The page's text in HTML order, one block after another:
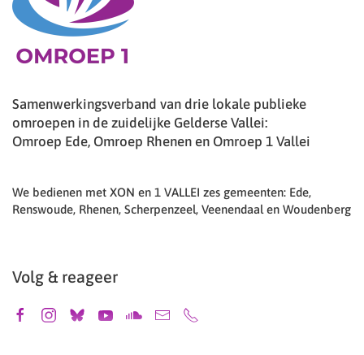
Samenwerkingsverband van drie lokale publieke
omroepen in de zuidelijke Gelderse Vallei:
Omroep Ede, Omroep Rhenen en Omroep 1 Vallei
We bedienen met XON en 1 VALLEI zes gemeenten: Ede,
Renswoude, Rhenen, Scherpenzeel, Veenendaal en Woudenberg
Volg & reageer